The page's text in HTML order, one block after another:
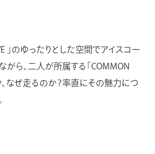
」のゆったりとした空間でアイスコー
がら、二人が所属する「COMMON
、なぜ走るのか？率直にその魅力につ